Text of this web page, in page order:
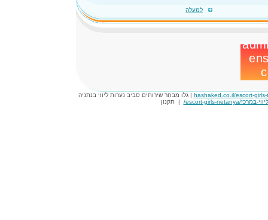
למעלה
hashaked.co.il/escort-girls- | גלו מבחר שירותים סביב נערות ליווי בנתניה
| תקנון